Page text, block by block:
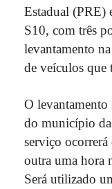
Estadual (PRE)
S10, com três
levantamento
de veículos que
O levantamento
do município
serviço ocorrerá
outra uma hora
Será utilizado